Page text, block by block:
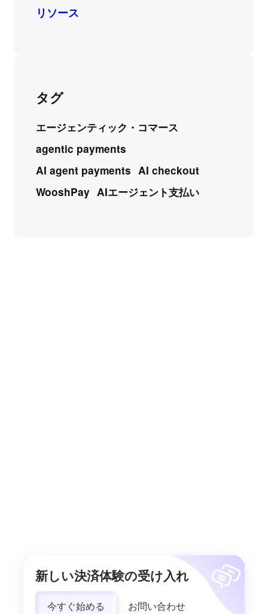
リソース
タグ
エージェンティック・コマース
agentic payments
AI agent payments AI checkout
WooshPay AIエージェント支払い
新しい決済体験の受け入れ
今すぐ始める お問い合わせ